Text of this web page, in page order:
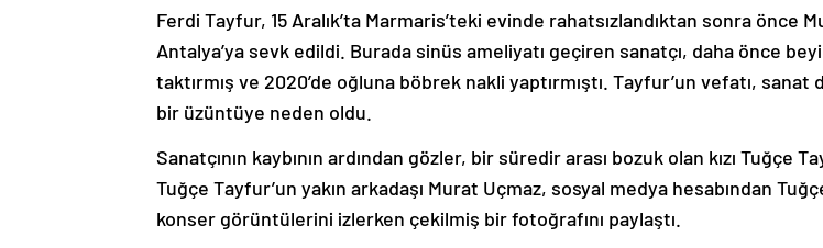
Ferdi Tayfur, 15 Aralık’ta Marmaris’teki evinde rahatsızlandıktan sonra önce
Antalya’ya sevk edildi. Burada sinüs ameliyatı geçiren sanatçı, daha önce
taktırmış ve 2020’de oğluna böbrek nakli yaptırmıştı. Tayfur’un vefatı, sanat
bir üzüntüye neden oldu.
Sanatçının kaybının ardından gözler, bir süredir arası bozuk olan kızı Tuğçe
Tuğçe Tayfur’un yakın arkadaşı Murat Uçmaz, sosyal medya hesabından
konser görüntülerini izlerken çekilmiş bir fotoğrafını paylaştı.